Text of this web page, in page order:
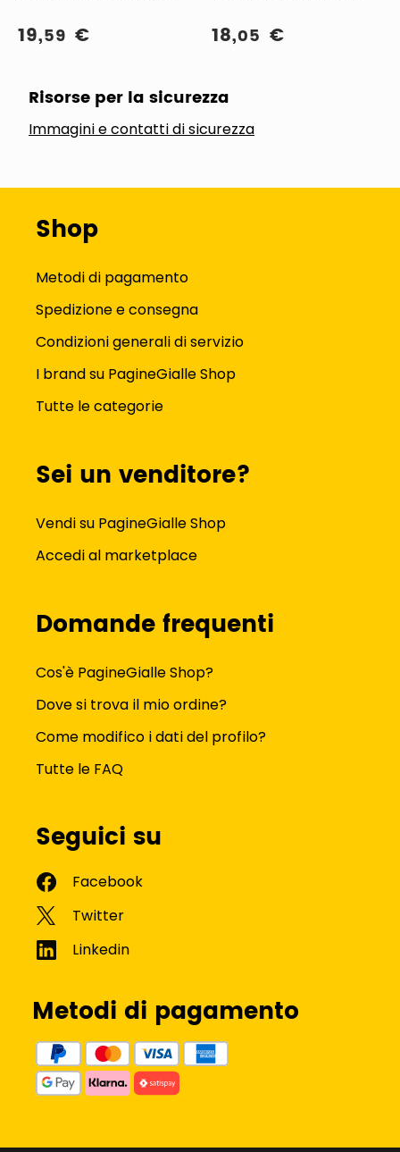
19,59 € 18,05 €
Risorse per la sicurezza
Immagini e contatti di sicurezza
Shop
Metodi di pagamento
Spedizione e consegna
Condizioni generali di servizio
I brand su PagineGialle Shop
Tutte le categorie
Sei un venditore?
Vendi su PagineGialle Shop
Accedi al marketplace
Domande frequenti
Cos'è PagineGialle Shop?
Dove si trova il mio ordine?
Come modifico i dati del profilo?
Tutte le FAQ
Seguici su
Metodi di pagamento